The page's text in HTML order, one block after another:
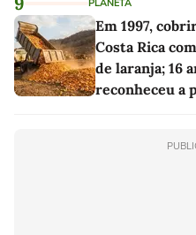
PLANETA
Em 1997,
Costa Rica
de laranja; 16
reconheceu a